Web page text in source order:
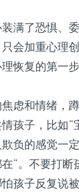
满了恐惧、
会加重心理
恢复的第一
虑和情绪，
孩子，比如“
负的感觉一
”。不要打断
孩子反复说